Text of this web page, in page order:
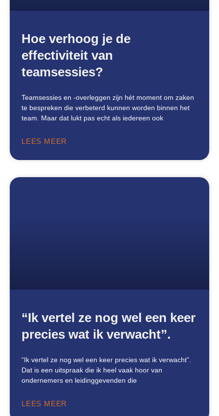
Hoe verhoog je de
effectiviteit van
teamsessies?
Teamsessies en -overleggen zijn hét moment om zaken
te bespreken die verbeterd kunnen worden binnen het
team. Maar dat lukt pas echt als iedereen ook
LEES MEER
“Ik vertel ze nog wel een keer
precies wat ik verwacht”.
“Ik vertel ze nog wel een keer precies wat ik verwacht”.
Dat is een uitspraak die ik heel vaak hoor van
ondernemers en leidinggevenden die
LEES MEER